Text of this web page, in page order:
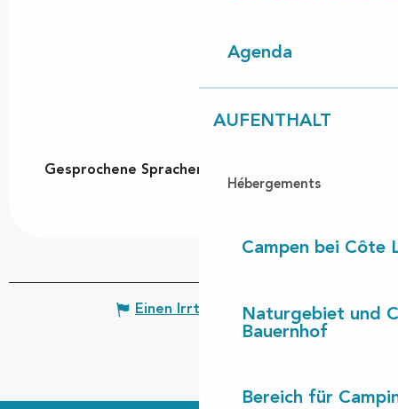
Agenda
AUFENTHALT
Hébergements
Campen bei Côte
Naturgebiet und
Bauernhof
Bereich für
Gesprochene Sprachen
Gesprochene Sprachen
Einen Irrtum angeben